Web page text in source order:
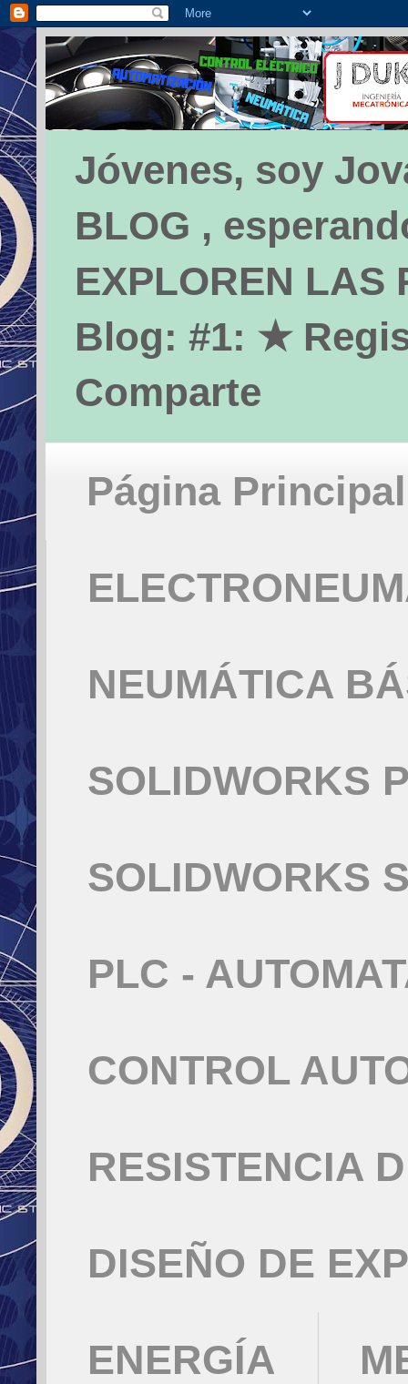
Jóvenes, soy
BLOG ,
EXPLOREN LAS
Blog: #1: ★
Comparte
Página Principal
NEUMÁTICA
SOLIDWORKS
SOLIDWORKS
PLC -
CONTROL
RESISTENCIA
DISEÑO DE
ENERGÍA